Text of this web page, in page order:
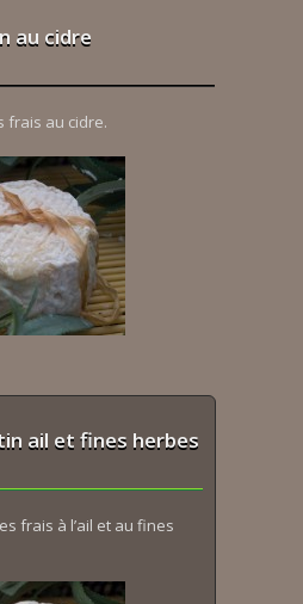
au cidre
frais au cidre.
ail et fines herbes
frais à l’ail et au fines